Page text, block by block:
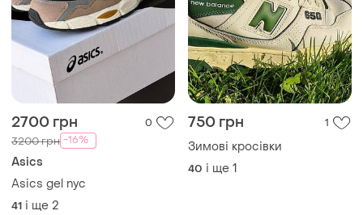
2700 грн 0
3200 грн -16%
Asics
Asics gel nyc
41 і ще 2
750 грн 1
Зимові кросівки
40 і ще 1